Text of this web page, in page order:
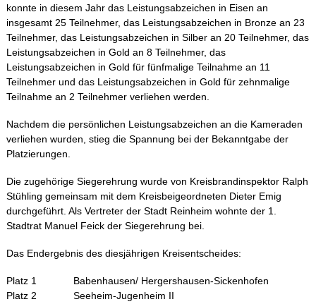
konnte in diesem Jahr das Leistungsabzeichen in Eisen an
insgesamt 25 Teilnehmer, das Leistungsabzeichen in Bronze an 23
Teilnehmer, das Leistungsabzeichen in Silber an 20 Teilnehmer, das
Leistungsabzeichen in Gold an 8 Teilnehmer, das
Leistungsabzeichen in Gold für fünfmalige Teilnahme an 11
Teilnehmer und das Leistungsabzeichen in Gold für zehnmalige
Teilnahme an 2 Teilnehmer verliehen werden.
Nachdem die persönlichen Leistungsabzeichen an die Kameraden
verliehen wurden, stieg die Spannung bei der Bekanntgabe der
Platzierungen.
Die zugehörige Siegerehrung wurde von Kreisbrandinspektor Ralph
Stühling gemeinsam mit dem Kreisbeigeordneten Dieter Emig
durchgeführt. Als Vertreter der Stadt Reinheim wohnte der 1.
Stadtrat Manuel Feick der Siegerehrung bei.
Das Endergebnis des diesjährigen Kreisentscheides:
Platz 1 Babenhausen/ Hergershausen-Sickenhofen
Platz 2 Seeheim-Jugenheim II